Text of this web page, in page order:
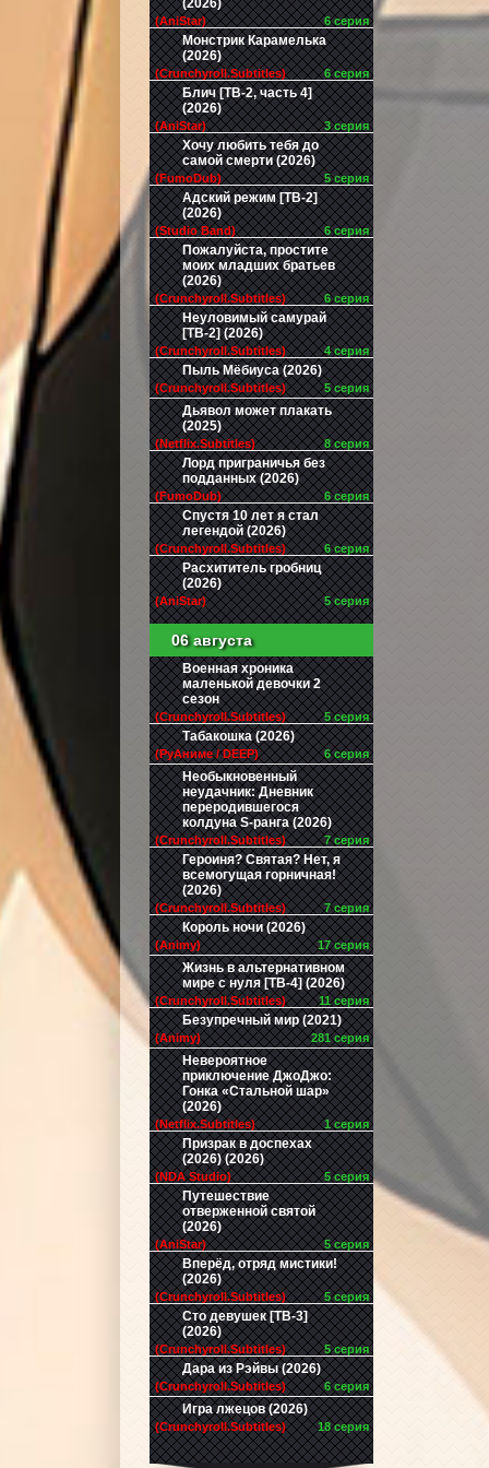
(2026)
(AniStar) 6 серия
Монстрик Карамелька
(2026)
(Crunchyroll.Subtitles) 6 серия
Блич [ТВ-2, часть 4]
(2026)
(AniStar) 3 серия
Хочу любить тебя до
самой смерти (2026)
(FumoDub) 5 серия
Адский режим [ТВ-2]
(2026)
(Studio Band) 6 серия
Пожалуйста, простите
моих младших братьев
(2026)
(Crunchyroll.Subtitles) 6 серия
Неуловимый самурай
[ТВ-2] (2026)
(Crunchyroll.Subtitles) 4 серия
Пыль Мёбиуса (2026)
(Crunchyroll.Subtitles) 5 серия
Дьявол может плакать
(2025)
(Netflix.Subtitles) 8 серия
Лорд приграничья без
подданных (2026)
(FumoDub) 6 серия
Спустя 10 лет я стал
легендой (2026)
(Crunchyroll.Subtitles) 6 серия
Расхититель гробниц
(2026)
(AniStar) 5 серия
06 августа
Военная хроника
маленькой девочки 2
сезон
(Crunchyroll.Subtitles) 5 серия
Табакошка (2026)
(РуАниме / DEEP) 6 серия
Необыкновенный
неудачник: Дневник
переродившегося
колдуна S-ранга (2026)
(Crunchyroll.Subtitles) 7 серия
Героиня? Святая? Нет, я
всемогущая горничная!
(2026)
(Crunchyroll.Subtitles) 7 серия
Король ночи (2026)
(Animy) 17 серия
Жизнь в альтернативном
мире с нуля [ТВ-4] (2026)
(Crunchyroll.Subtitles) 11 серия
Безупречный мир (2021)
(Animy) 281 серия
Невероятное
приключение ДжоДжо:
Гонка «Стальной шар»
(2026)
(Netflix.Subtitles) 1 серия
Призрак в доспехах
(2026) (2026)
(NDA Studio) 5 серия
Путешествие
отверженной святой
(2026)
(AniStar) 5 серия
Вперёд, отряд мистики!
(2026)
(Crunchyroll.Subtitles) 5 серия
Сто девушек [ТВ-3]
(2026)
(Crunchyroll.Subtitles) 5 серия
Дара из Рэйвы (2026)
(Crunchyroll.Subtitles) 6 серия
Игра лжецов (2026)
(Crunchyroll.Subtitles) 18 серия